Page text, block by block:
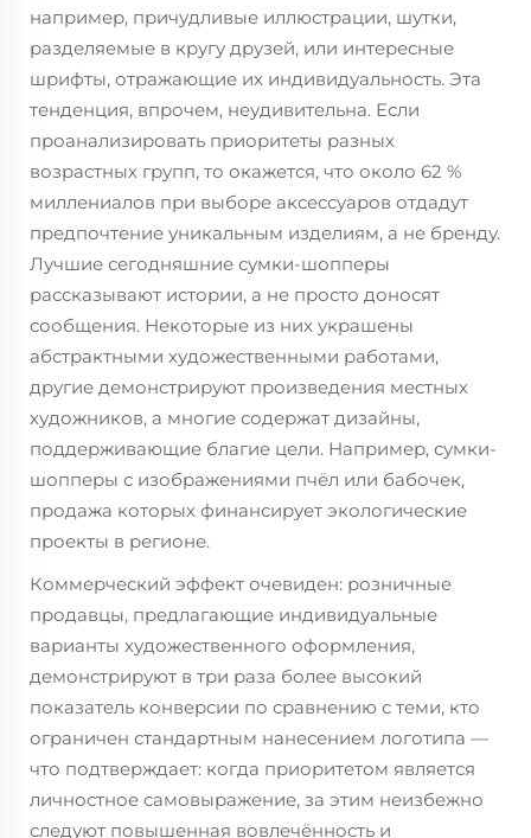
например, причудливые иллюстрации, шутки,
разделяемые в кругу друзей, или интересные
шрифты, отражающие их индивидуальность. Эта
тенденция, впрочем, неудивительна. Если
проанализировать приоритеты разных
возрастных групп, то окажется, что около 62 %
миллениалов при выборе аксессуаров отдадут
предпочтение уникальным изделиям, а не бренду.
Лучшие сегодняшние сумки-шопперы
рассказывают истории, а не просто доносят
сообщения. Некоторые из них украшены
абстрактными художественными работами,
другие демонстрируют произведения местных
художников, а многие содержат дизайны,
поддерживающие благие цели. Например, сумки-
шопперы с изображениями пчёл или бабочек,
продажа которых финансирует экологические
проекты в регионе.
Коммерческий эффект очевиден: розничные
продавцы, предлагающие индивидуальные
варианты художественного оформления,
демонстрируют в три раза более высокий
показатель конверсии по сравнению с теми, кто
ограничен стандартным нанесением логотипа —
что подтверждает: когда приоритетом является
личностное самовыражение, за этим неизбежно
следуют повышенная вовлечённость и